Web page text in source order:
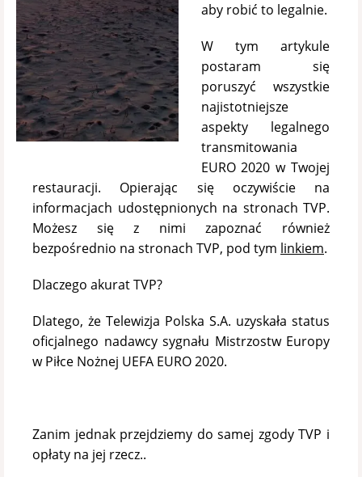
aby robić to legalnie.
W tym artykule
postaram się
poruszyć wszystkie
najistotniejsze
aspekty legalnego
transmitowania
EURO 2020 w Twojej
restauracji. Opierając się oczywiście na
informacjach udostępnionych na stronach TVP.
Możesz się z nimi zapoznać również
bezpośrednio na stronach TVP, pod tym linkiem.
Dlaczego akurat TVP?
Dlatego, że Telewizja Polska S.A. uzyskała status
oficjalnego nadawcy sygnału Mistrzostw Europy
w Piłce Nożnej UEFA EURO 2020.
Zanim jednak przejdziemy do samej zgody TVP i
opłaty na jej rzecz..